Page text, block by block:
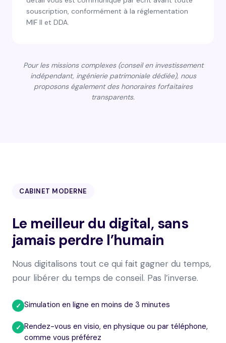
souscription, conformément à la réglementation
MIF II et DDA.
Pour les missions complexes (conseil en investissement
indépendant, ingénierie patrimoniale dédiée), nous
proposons également des honoraires forfaitaires
transparents.
CABINET MODERNE
Le meilleur du digital, sans
jamais perdre l’humain
Nous digitalisons tout ce qui fait gagner du temps,
pour libérer du temps de conseil. Pas l’inverse.
✓ Simulation en ligne en moins de 3 minutes
✓ Rendez-vous en visio, en physique ou par téléphone,
comme vous préférez